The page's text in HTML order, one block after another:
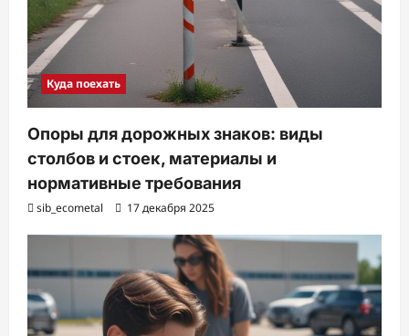
Куда поехать
Опоры для дорожных знаков: виды
столбов и стоек, материалы и
нормативные требования
sib_ecometal 17 декабря 2025